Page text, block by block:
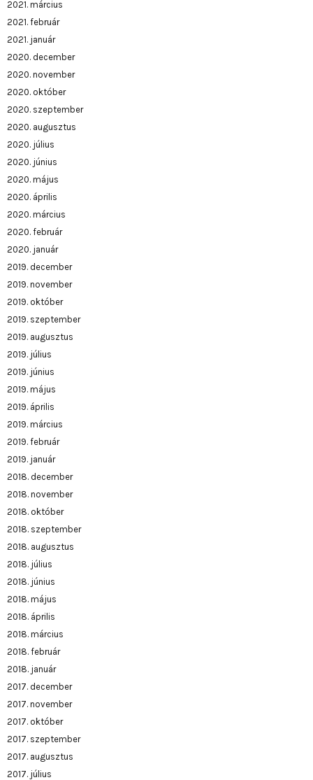
2021. március
2021. február
2021. január
2020. december
2020. november
2020. október
2020. szeptember
2020. augusztus
2020. július
2020. június
2020. május
2020. április
2020. március
2020. február
2020. január
2019. december
2019. november
2019. október
2019. szeptember
2019. augusztus
2019. július
2019. június
2019. május
2019. április
2019. március
2019. február
2019. január
2018. december
2018. november
2018. október
2018. szeptember
2018. augusztus
2018. július
2018. június
2018. május
2018. április
2018. március
2018. február
2018. január
2017. december
2017. november
2017. október
2017. szeptember
2017. augusztus
2017. július